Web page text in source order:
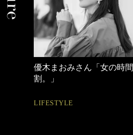
【ワーママのきれいめカジ
ュアル通勤】
FASHION